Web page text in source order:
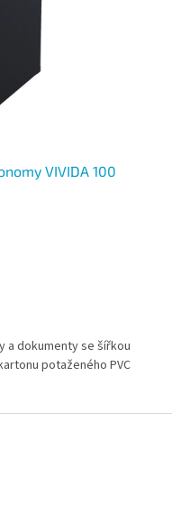
VIVIDA 100
a dokumenty se šířkou
potaženého PVC